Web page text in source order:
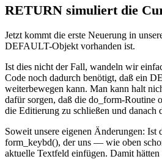
RETURN simuliert die
Jetzt kommt die erste Neuerung in
DEFAULT-Objekt vorhanden ist.
Ist dies nicht der Fall, wandeln wir
Code noch dadurch benötigt, daß ein
weiterbewegen kann. Man kann halt
dafür sorgen, daß die do_form-Routine
die Editierung zu schließen und danach
Soweit unsere eigenen Änderungen:
form_keybd(), der uns — wie oben
aktuelle Textfeld einfügen. Damit